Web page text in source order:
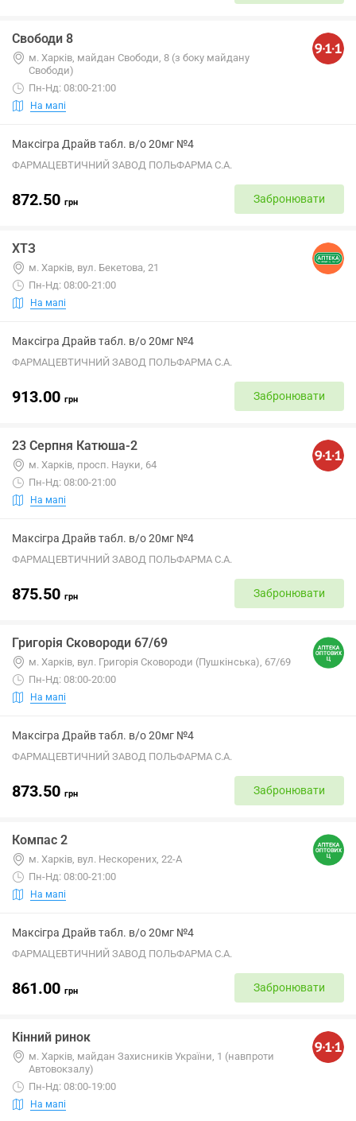
Свободи 8
м. Харків, майдан Свободи, 8 (з боку майдану
Свободи)
Пн-Нд: 08:00-21:00
На мапі
Максігра Драйв табл. в/о 20мг №4
ФАРМАЦЕВТИЧНИЙ ЗАВОД ПОЛЬФАРМА С.А.
872.50 грн Забронювати
ХТЗ
м. Харків, вул. Бекетова, 21
Пн-Нд: 08:00-21:00
На мапі
Максігра Драйв табл. в/о 20мг №4
ФАРМАЦЕВТИЧНИЙ ЗАВОД ПОЛЬФАРМА С.А.
913.00 грн Забронювати
23 Серпня Катюша-2
м. Харків, просп. Науки, 64
Пн-Нд: 08:00-21:00
На мапі
Максігра Драйв табл. в/о 20мг №4
ФАРМАЦЕВТИЧНИЙ ЗАВОД ПОЛЬФАРМА С.А.
875.50 грн Забронювати
Григорія Сковороди 67/69
м. Харків, вул. Григорія Сковороди (Пушкінська), 67/69
Пн-Нд: 08:00-20:00
На мапі
Максігра Драйв табл. в/о 20мг №4
ФАРМАЦЕВТИЧНИЙ ЗАВОД ПОЛЬФАРМА С.А.
873.50 грн Забронювати
Компас 2
м. Харків, вул. Нескорених, 22-А
Пн-Нд: 08:00-21:00
На мапі
Максігра Драйв табл. в/о 20мг №4
ФАРМАЦЕВТИЧНИЙ ЗАВОД ПОЛЬФАРМА С.А.
861.00 грн Забронювати
Кінний ринок
м. Харків, майдан Захисників України, 1 (навпроти
Автовокзалу)
Пн-Нд: 08:00-19:00
На мапі